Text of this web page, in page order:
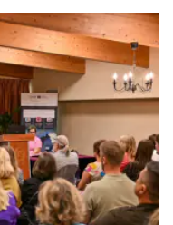
valstybėms
padėtis įvertinama
nuo 0 iki 100,
o 100 – visiškai
mastą viešajame ir
ekspertai ir verslo
darbotvarkėje
metais yra